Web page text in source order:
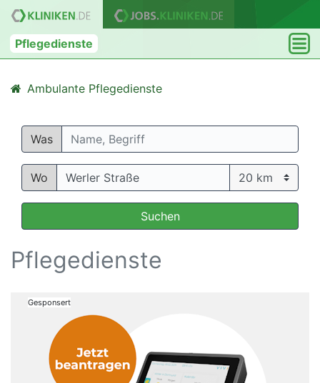
Pflegedienste
Ambulante Pflegedienste
Was
Wo
Suchen
Pflegedienste
Gesponsert